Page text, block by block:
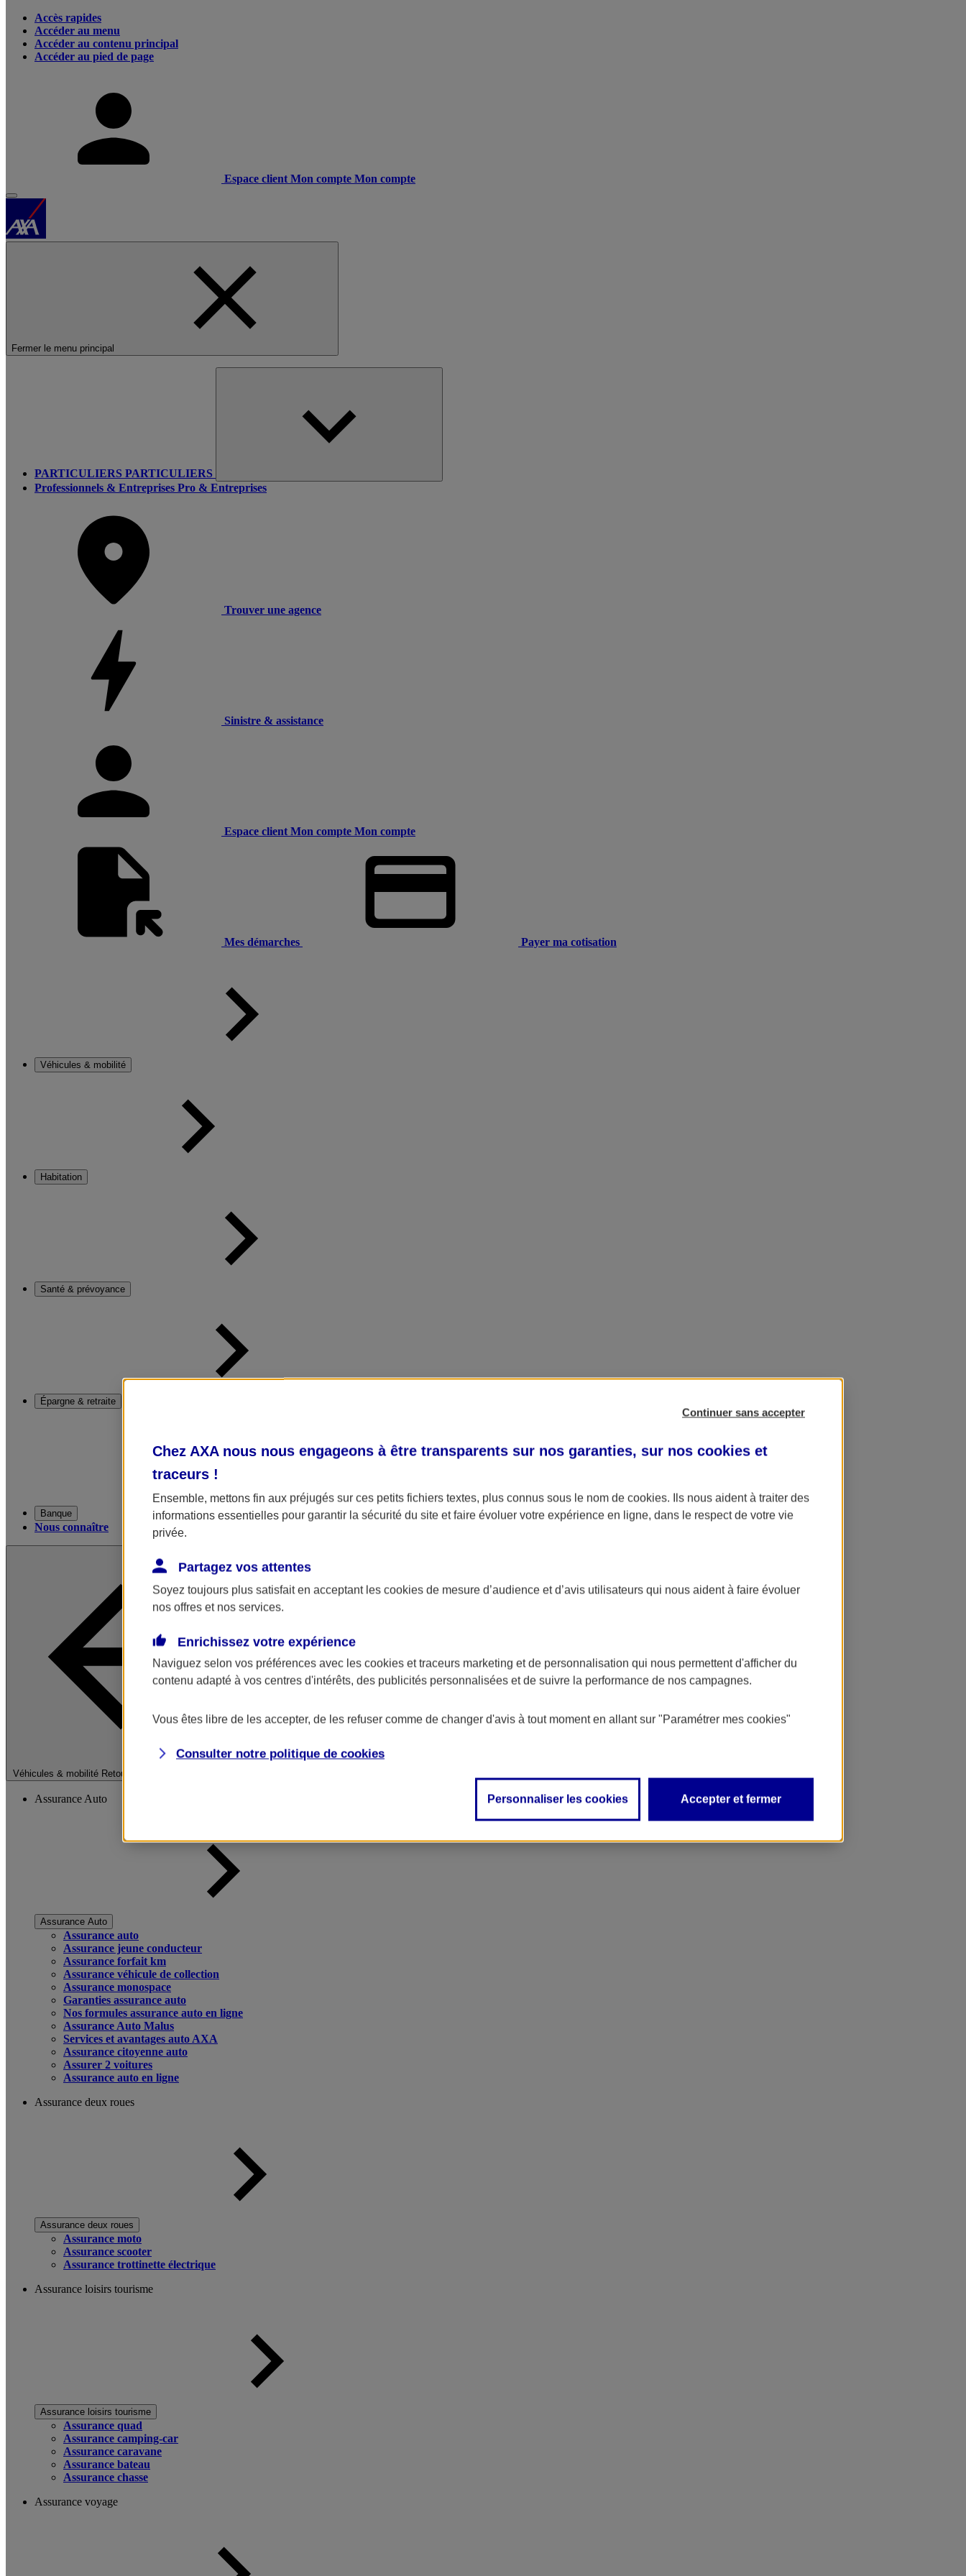
Accès rapides
Accéder au menu
Accéder au contenu principal
Accéder au pied de page
Espace client Mon compte Mon compte
Fermer le menu principal
PARTICULIERS PARTICULIERS
Professionnels & Entreprises Pro & Entreprises
Trouver une agence
Sinistre & assistance
Espace client Mon compte Mon compte
Mes démarches Payer ma cotisation
Véhicules & mobilité
Habitation
Santé & prévoyance
Épargne & retraite
Banque
Nous connaître
Véhicules & mobilité Retour à la section précédente
Fermer le menu principal
Assurance Auto
Assurance Auto
Assurance auto
Assurance jeune conducteur
Assurance forfait km
Assurance véhicule de collection
Assurance monospace
Garanties assurance auto
Nos formules assurance auto en ligne
Assurance Auto Malus
Services et avantages auto AXA
Assurance citoyenne auto
Assurer 2 voitures
Assurance auto en ligne
Assurance deux roues
Assurance deux roues
Assurance moto
Assurance scooter
Assurance trottinette électrique
Assurance loisirs tourisme
Assurance loisirs tourisme
Assurance quad
Assurance camping-car
Assurance caravane
Assurance bateau
Assurance chasse
Assurance voyage
Continuer sans accepter
Chez AXA nous nous engageons à être transparents sur nos garanties, sur nos cookies et
traceurs !
Ensemble, mettons fin aux préjugés sur ces petits fichiers textes, plus connus sous le nom de cookies. Ils nous aident à traiter des
informations essentielles pour garantir la sécurité du site et faire évoluer votre expérience en ligne, dans le respect de votre vie
privée.
Partagez vos attentes
Soyez toujours plus satisfait en acceptant les cookies de mesure d’audience et d’avis utilisateurs qui nous aident à faire évoluer
nos offres et nos services.
Enrichissez votre expérience
Naviguez selon vos préférences avec les cookies et traceurs marketing et de personnalisation qui nous permettent d'afficher du
contenu adapté à vos centres d'intérêts, des publicités personnalisées et de suivre la performance de nos campagnes.
Vous êtes libre de les accepter, de les refuser comme de changer d'avis à tout moment en allant sur "Paramétrer mes cookies"
Consulter notre politique de cookies
Personnaliser les cookies Accepter et fermer